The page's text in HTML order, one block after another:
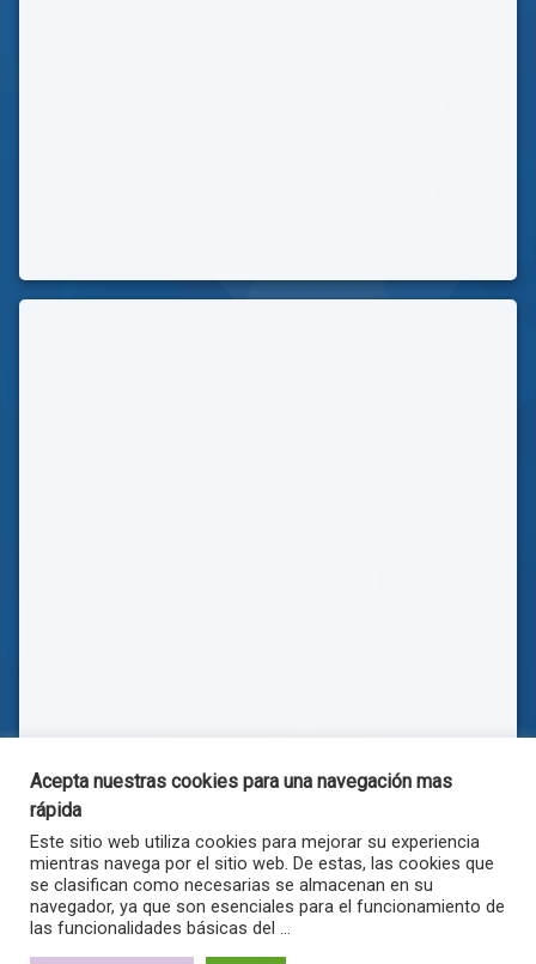
Acepta nuestras cookies para una navegación mas
rápida
Este sitio web utiliza cookies para mejorar su experiencia
mientras navega por el sitio web. De estas, las cookies que
se clasifican como necesarias se almacenan en su
navegador, ya que son esenciales para el funcionamiento de
las funcionalidades básicas del ...